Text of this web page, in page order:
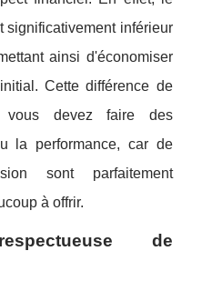
significativement inférieur
ainsi d'économiser
Cette différence de
devez faire des
la performance, car de
sont parfaitement
à offrir.
de